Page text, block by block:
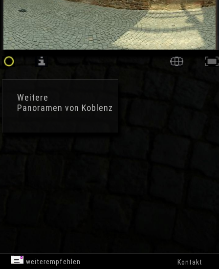
Weitere
Panoramen von Koblenz
weiterempfehlen Kontakt